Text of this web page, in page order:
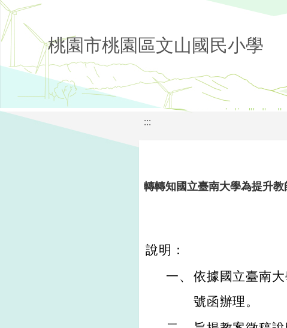
桃園市桃園區文山國民小學
:::
轉轉知國立臺南大學為提升
說明：
一、 依據國立臺南
號函辦理。